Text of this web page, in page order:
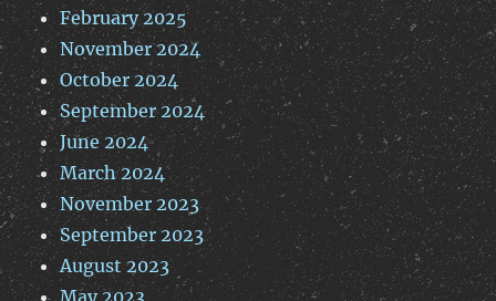
February 2025
November 2024
October 2024
September 2024
June 2024
March 2024
November 2023
September 2023
August 2023